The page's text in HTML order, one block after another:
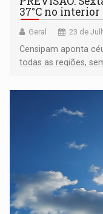
37°C no
Geral 23 de
Censipam aponta
todas as regiões,